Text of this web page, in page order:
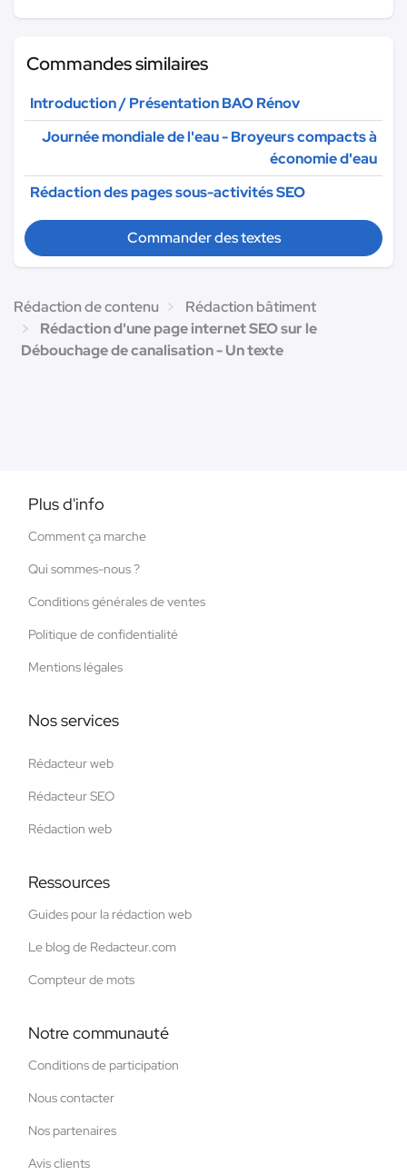
Commandes similaires
Introduction / Présentation BAO Rénov
Journée mondiale de l'eau - Broyeurs compacts à
économie d'eau
Rédaction des pages sous-activités SEO
Commander des textes
Rédaction de contenu
Rédaction bâtiment
Rédaction d'une page internet SEO sur le
Débouchage de canalisation - Un texte
Plus d'info
Comment ça marche
Qui sommes-nous ?
Conditions générales de ventes
Politique de confidentialité
Mentions légales
Nos services
Rédacteur web
Rédacteur SEO
Rédaction web
Ressources
Guides pour la rédaction web
Le blog de Redacteur.com
Compteur de mots
Notre communauté
Conditions de participation
Nous contacter
Nos partenaires
Avis clients